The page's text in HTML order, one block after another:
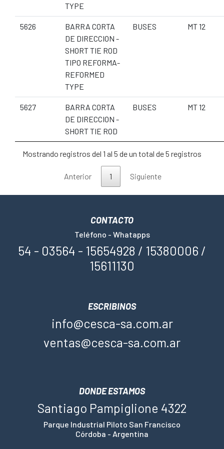
TYPE
5626
BARRA CORTA
DE DIRECCION -
SHORT TIE ROD
TIPO REFORMA-
REFORMED
TYPE
BUSES MT 12
5627
BARRA CORTA
DE DIRECCION -
SHORT TIE ROD
BUSES MT 12
Mostrando registros del 1 al 5 de un total de 5 registros
Anterior 1 Siguiente
CONTACTO
Teléfono - Whatapps
54 - 03564 - 15654928 / 15380006 /
15611130
ESCRIBINOS
info@cesca-sa.com.ar
ventas@cesca-sa.com.ar
DONDE ESTAMOS
Santiago Pampiglione 4322
Parque Industrial Piloto San Francisco
Córdoba - Argentina